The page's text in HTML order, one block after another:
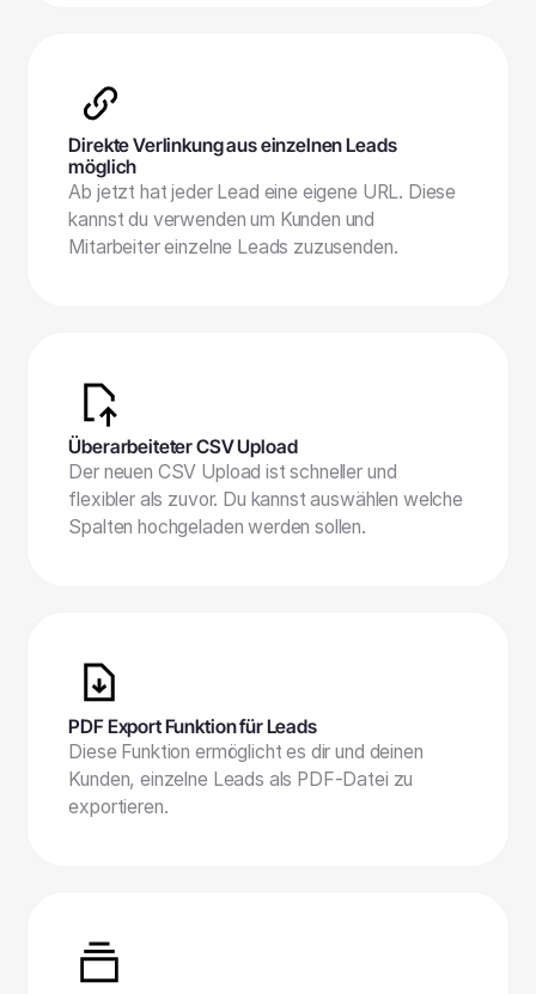
Direkte Verlinkung aus einzelnen Leads
möglich
Ab jetzt hat jeder Lead eine eigene URL. Diese
kannst du verwenden um Kunden und
Mitarbeiter einzelne Leads zuzusenden.
Überarbeiteter CSV Upload
Der neuen CSV Upload ist schneller und
flexibler als zuvor. Du kannst auswählen welche
Spalten hochgeladen werden sollen.
PDF Export Funktion für Leads
Diese Funktion ermöglicht es dir und deinen
Kunden, einzelne Leads als PDF-Datei zu
exportieren.